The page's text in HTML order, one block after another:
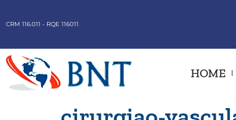
CRM 116.011 - RQE 116011
HOME